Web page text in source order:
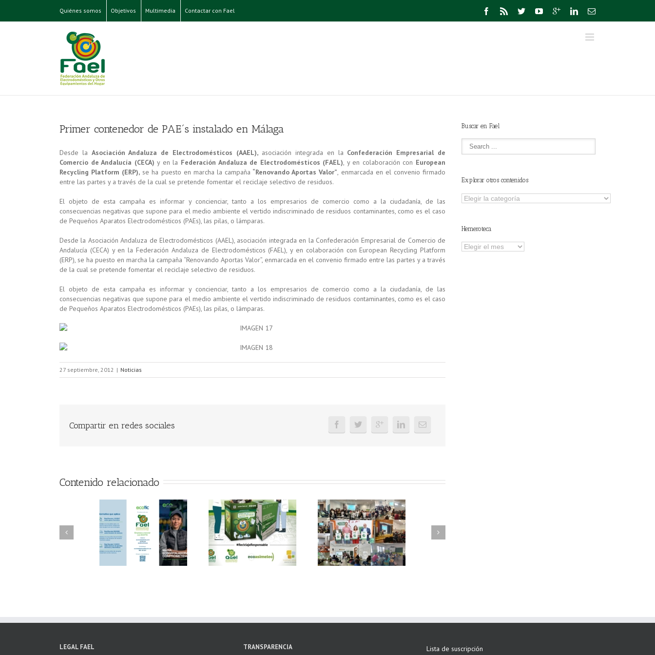
Quiénes somos Objetivos Multimedia Contactar con Fael
Primer contenedor de PAE´s instalado en Málaga
Desde la Asociación Andaluza de Electrodomésticos (AAEL),asociación integrada en la Confederación Empresarial de
Comercio de Andalucía (CECA) y en la Federación Andaluza de Electrodomésticos (FAEL), y en colaboración con European
Recycling Platform (ERP), se ha puesto en marcha la campaña “Renovando Aportas Valor”, enmarcada en el convenio firmado
entre las partes y a través de la cual se pretende fomentar el reciclaje selectivo de residuos.
El objeto de esta campaña es informar y concienciar, tanto a los empresarios de comercio como a la ciudadanía, de las
consecuencias negativas que supone para el medio ambiente el vertido indiscriminado de residuos contaminantes, como es el caso
de Pequeños Aparatos Electrodomésticos (PAEs), las pilas, o lámparas.
Desde la Asociación Andaluza de Electrodomésticos (AAEL), asociación integrada en la Confederación Empresarial de Comercio de
Andalucía (CECA) y en la Federación Andaluza de Electrodomésticos (FAEL), y en colaboración con European Recycling Platform
(ERP), se ha puesto en marcha la campaña “Renovando Aportas Valor”, enmarcada en el convenio firmado entre las partes y a través
de la cual se pretende fomentar el reciclaje selectivo de residuos.
El objeto de esta campaña es informar y concienciar, tanto a los empresarios de comercio como a la ciudadanía, de las
consecuencias negativas que supone para el medio ambiente el vertido indiscriminado de residuos contaminantes, como es el caso
de Pequeños Aparatos Electrodomésticos (PAEs), las pilas, o lámparas.
27 septiembre, 2012 | Noticias
Compartir en redes sociales
Contenido relacionado
FAEL/AAEL y
FAEL, Ecoasimelec y
Parque Joyero
Córdoba, colaboran
FAEL, junto con
Ecoasimelec, visitan
16 centros
Verde”
Ya disponible el
vídeo Webinar
«Facturación
Buscar en Fael
Explorar otros contenidos
Explorar
Hemeroteca
Hemeroteca
LEGAL FAEL TRANSPARENCIA Lista de suscripción